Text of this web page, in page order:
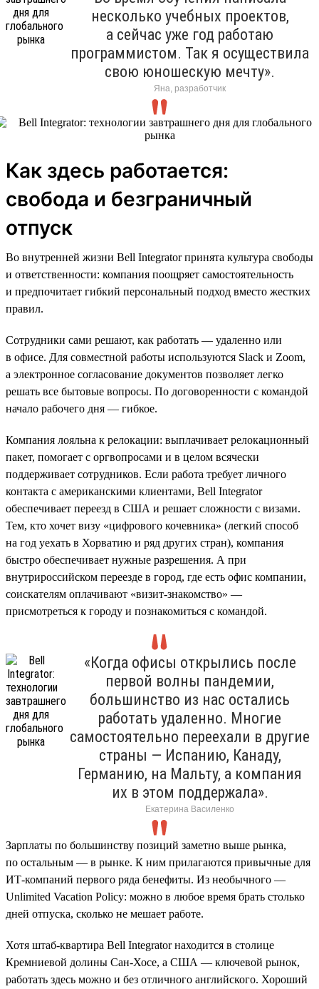
несколько учебных проектов,
а сейчас уже год работаю
программистом. Так я осуществила
свою юношескую мечту».
Яна, разработчик
Как здесь работается:
свобода и безграничный
отпуск
Во внутренней жизни Bell Integrator принята культура свободы
и ответственности: компания поощряет самостоятельность
и предпочитает гибкий персональный подход вместо жестких
правил.
Сотрудники сами решают, как работать — удаленно или
в офисе. Для совместной работы используются Slack и Zoom,
а электронное согласование документов позволяет легко
решать все бытовые вопросы. По договоренности с командой
начало рабочего дня — гибкое.
Компания лояльна к релокации: выплачивает релокационный
пакет, помогает с оргвопросами и в целом всячески
поддерживает сотрудников. Если работа требует личного
контакта с американскими клиентами, Bell Integrator
обеспечивает переезд в США и решает сложности с визами.
Тем, кто хочет визу «цифрового кочевника» (легкий способ
на год уехать в Хорватию и ряд других стран), компания
быстро обеспечивает нужные разрешения. А при
внутрироссийском переезде в город, где есть офис компании,
соискателям оплачивают «визит-знакомство» —
присмотреться к городу и познакомиться с командой.
«Когда офисы открылись после
первой волны пандемии,
большинство из нас остались
работать удаленно. Многие
самостоятельно переехали в другие
страны — Испанию, Канаду,
Германию, на Мальту, а компания
их в этом поддержала».
Екатерина Василенко
Зарплаты по большинству позиций заметно выше рынка,
по остальным — в рынке. К ним прилагаются привычные для
ИТ-компаний первого ряда бенефиты. Из необычного —
Unlimited Vacation Policy: можно в любое время брать столько
дней отпуска, сколько не мешает работе.
Хотя штаб-квартира Bell Integrator находится в столице
Кремниевой долины Сан-Хосе, а США — ключевой рынок,
работать здесь можно и без отличного английского. Хороший